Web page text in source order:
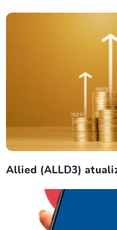
Allied (ALLD3)